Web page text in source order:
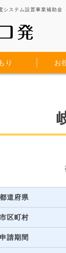
システム設置事業補助金
り お
都道府県
市区町村
申請期間